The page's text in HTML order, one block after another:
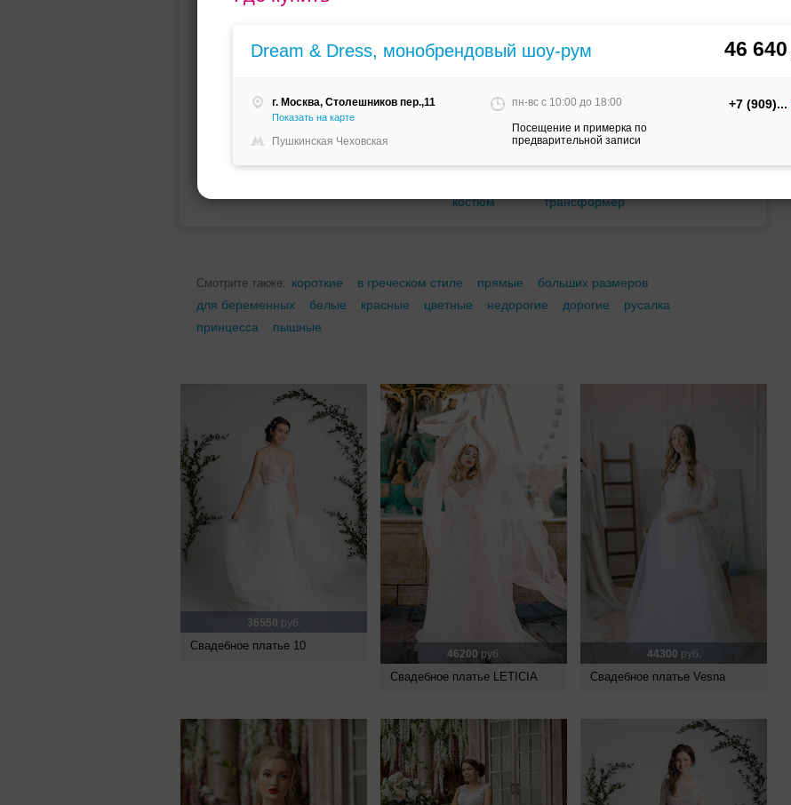
Dream & Dress, монобрендовый шоу-рум 46 640
г. Москва, Столешников пер.,11
Показать на карте
Пушкинская Чеховская
пн-вс c 10:00 до 18:00
Посещение и примерка по
предварительной записи
+7 (909)
костюм
трансформер
Смотрите также: короткие в греческом стиле прямые
больших размеров
для беременных
белые красные цветные недорогие дорогие
русалка
принцесса
пышные
36550 руб.
Свадебное платье 10
46200 руб.
Свадебное платье LETICIA
44300 руб.
Свадебное платье Vesna